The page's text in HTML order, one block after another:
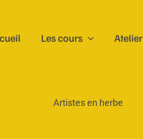
Les cours Atelier
Artistes en herbe